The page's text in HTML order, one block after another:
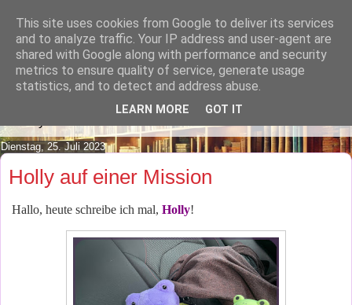
Lilafusselfee lädt Dich in ihr
Wohnzimmer ein.
Mach es Dir doch gemütlich und lies ein wenig über meine
Dienstag, 25. Juli 2023
Holly auf einer Mission
Hallo, heute schreibe ich mal, Holly!
This site uses cookies from Google to deliver its services
and to analyze traffic. Your IP address and user-agent are
shared with Google along with performance and security
metrics to ensure quality of service, generate usage
statistics, and to detect and address abuse.
LEARN MORE GOT IT